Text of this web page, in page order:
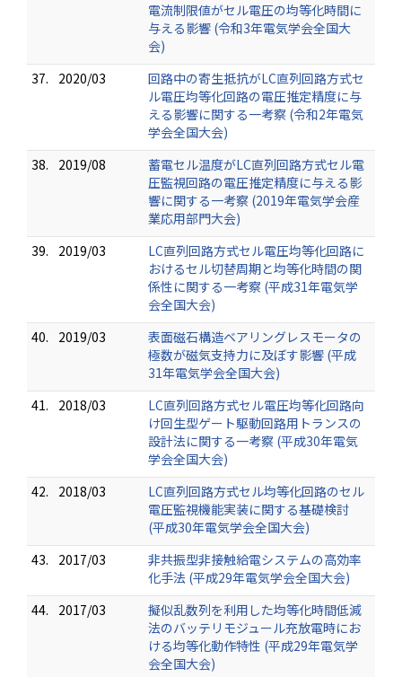
電流制限値がセル電圧の均等化時間に
与える影響 (令和3年電気学会全国大
会)
37.
2020/03
回路中の寄生抵抗がLC直列回路方式セ
ル電圧均等化回路の電圧推定精度に与
える影響に関する一考察 (令和2年電気
学会全国大会)
38.
2019/08
蓄電セル温度がLC直列回路方式セル電
圧監視回路の電圧推定精度に与える影
響に関する一考察 (2019年電気学会産
業応用部門大会)
39.
2019/03
LC直列回路方式セル電圧均等化回路に
おけるセル切替周期と均等化時間の関
係性に関する一考察 (平成31年電気学
会全国大会)
40.
2019/03
表面磁石構造ベアリングレスモータの
極数が磁気支持力に及ぼす影響 (平成
31年電気学会全国大会)
41.
2018/03
LC直列回路方式セル電圧均等化回路向
け回生型ゲート駆動回路用トランスの
設計法に関する一考察 (平成30年電気
学会全国大会)
42.
2018/03
LC直列回路方式セル均等化回路のセル
電圧監視機能実装に関する基礎検討
(平成30年電気学会全国大会)
43.
2017/03
非共振型非接触給電システムの高効率
化手法 (平成29年電気学会全国大会)
44.
2017/03
擬似乱数列を利用した均等化時間低減
法のバッテリモジュール充放電時にお
ける均等化動作特性 (平成29年電気学
会全国大会)